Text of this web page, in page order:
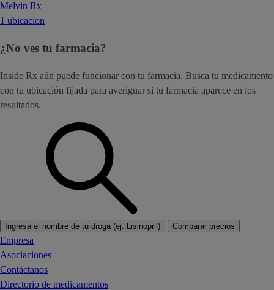
Melvin Rx
1 ubicacion
¿No ves tu farmacia?
Inside Rx aún puede funcionar con tu farmacia. Busca tu medicamento
con tu ubicación fijada para averiguar si tu farmacia aparece en los
resultados.
Ingresa el nombre de tu droga (ej. Lisinopril) Comparar precios
Empresa
Asociaciones
Contáctanos
Directorio de medicamentos